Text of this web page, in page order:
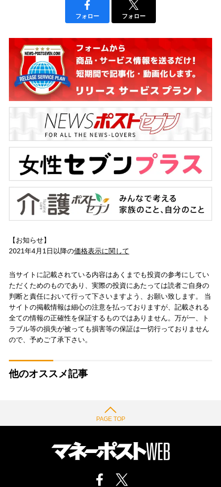
フォロー フォロー
【お知らせ】
2021年4月1日以降の価格表示に関して
当サイトに記載されている内容はあくまでも投資の参考にしてい
ただくためのものであり、実際の投資にあたっては読者ご自身の
判断と責任において行って下さいますよう、お願い致します。 当
サイトの掲載情報は細心の注意を払っておりますが、記載される
全ての情報の正確性を保証するものではありません。万が一、ト
ラブル等の損失が被っても損害等の保証は一切行っておりません
ので、予めご了承下さい。
他のオススメ記事
PAGE TOP